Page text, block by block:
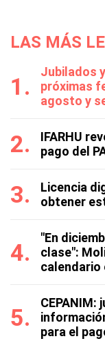
LAS MÁS
Jubilados
próximas
agosto y
IFARHU
pago del
Licencia
obtener
"En
clase":
calendario
CEPANIM:
para el